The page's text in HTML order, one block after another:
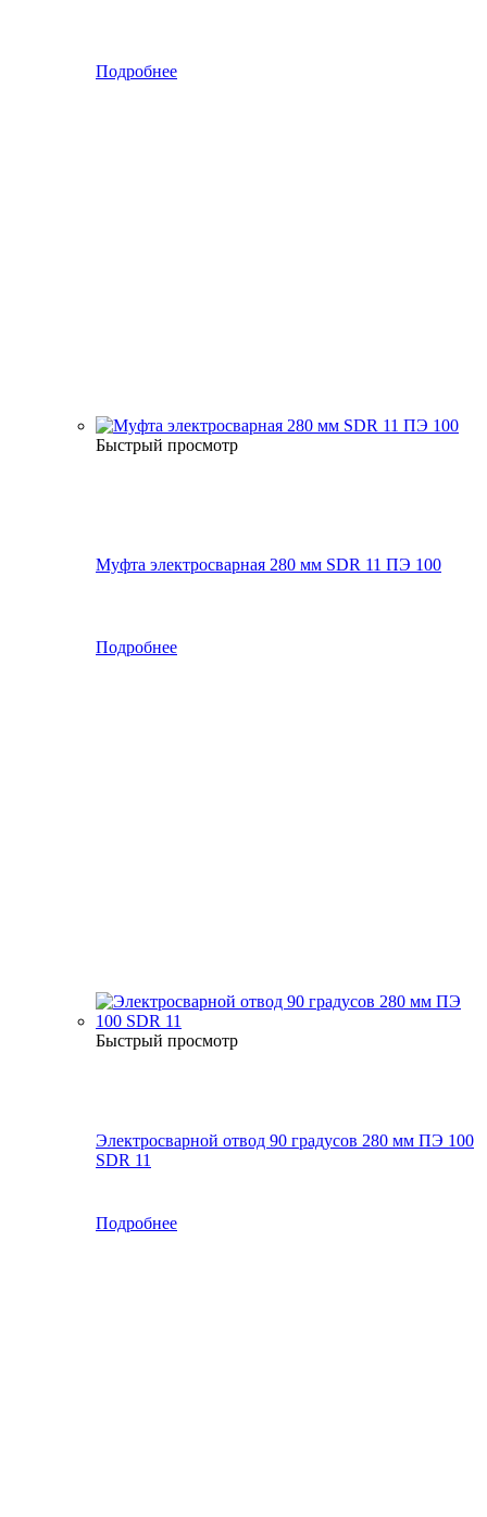
Подробнее
Быстрый просмотр
Муфта электросварная 280 мм SDR 11 ПЭ 100
Подробнее
Быстрый просмотр
Электросварной отвод 90 градусов 280 мм ПЭ 100
SDR 11
Подробнее